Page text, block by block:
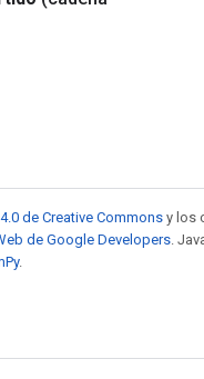
de Creative Commonsy los
de Google Developers .
.